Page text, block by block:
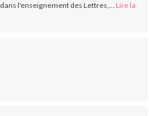
l'enseignement des Lettres,... Lire la